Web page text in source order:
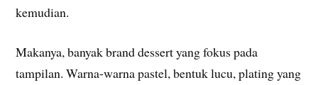
kemudian.
Makanya, banyak brand dessert yang fokus pada
tampilan. Warna-warna pastel, bentuk lucu, plating yang